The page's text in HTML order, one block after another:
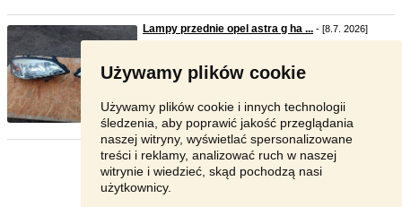
Używamy plików cookie
Używamy plików cookie i innych technologii
śledzenia, aby poprawić jakość przeglądania
naszej witryny, wyświetlać spersonalizowane
treści i reklamy, analizować ruch w naszej
witrynie i wiedzieć, skąd pochodzą nasi
użytkownicy.
Lampy przednie opel astra g ha ... - [8.7. 2026]
400 zł
Strona: 1 2 Następna